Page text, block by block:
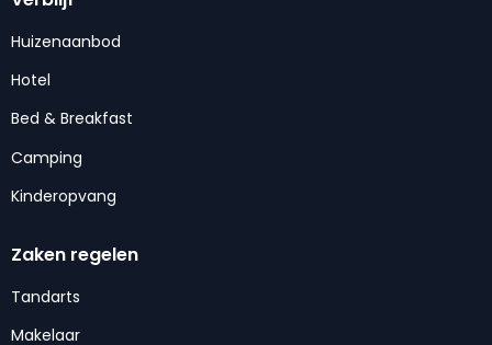
Huizenaanbod
Hotel
Bed & Breakfast
Camping
Kinderopvang
Zaken regelen
Tandarts
Makelaar